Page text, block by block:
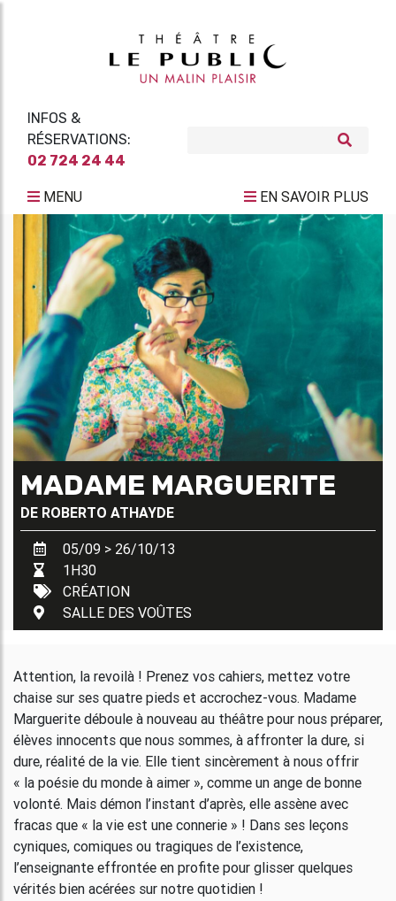
INFOS &
RÉSERVATIONS:
02 724 24 44
MENU EN SAVOIR PLUS
MADAME MARGUERITE
DE ROBERTO ATHAYDE
05/09 > 26/10/13
1H30
CRÉATION
SALLE DES VOÛTES
Attention, la revoilà ! Prenez vos cahiers, mettez votre
chaise sur ses quatre pieds et accrochez-vous. Madame
Marguerite déboule à nouveau au théâtre pour nous préparer,
élèves innocents que nous sommes, à affronter la dure, si
dure, réalité de la vie. Elle tient sincèrement à nous offrir
« la poésie du monde à aimer », comme un ange de bonne
volonté. Mais démon l’instant d’après, elle assène avec
fracas que « la vie est une connerie » ! Dans ses leçons
cyniques, comiques ou tragiques de l’existence,
l’enseignante effrontée en profite pour glisser quelques
vérités bien acérées sur notre quotidien !